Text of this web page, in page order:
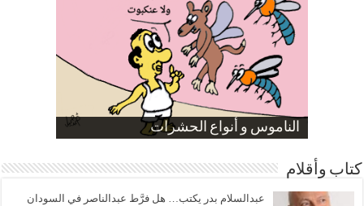
الناموس و أنواع الحشرات
الموظفين بعد ارتفاع الأسعار
ارتفاع نسبة الطلاق في مصر
صورة كاركاتيرية
صورة كاركاتيرية
كتاب وأقلام
عبدالسلام بدر يكتب… هل فرَّط عبدالناصر في السودان